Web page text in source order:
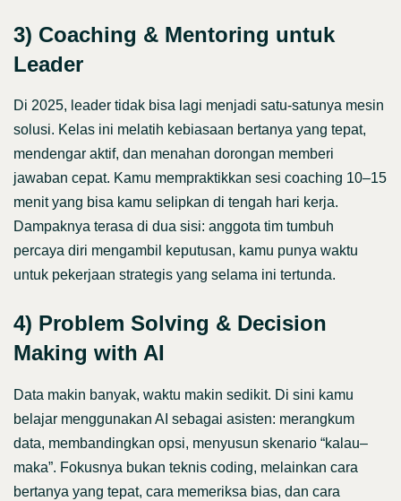
3) Coaching & Mentoring untuk
Leader
Di 2025, leader tidak bisa lagi menjadi satu‐satunya mesin
solusi. Kelas ini melatih kebiasaan bertanya yang tepat,
mendengar aktif, dan menahan dorongan memberi
jawaban cepat. Kamu mempraktikkan sesi coaching 10–15
menit yang bisa kamu selipkan di tengah hari kerja.
Dampaknya terasa di dua sisi: anggota tim tumbuh
percaya diri mengambil keputusan, kamu punya waktu
untuk pekerjaan strategis yang selama ini tertunda.
4) Problem Solving & Decision
Making with AI
Data makin banyak, waktu makin sedikit. Di sini kamu
belajar menggunakan AI sebagai asisten: merangkum
data, membandingkan opsi, menyusun skenario “kalau–
maka”. Fokusnya bukan teknis coding, melainkan cara
bertanya yang tepat, cara memeriksa bias, dan cara